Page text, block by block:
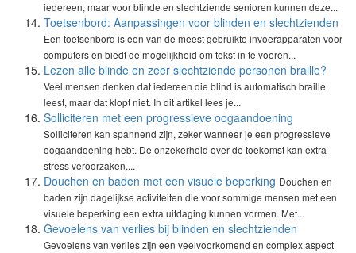
iedereen, maar voor blinde en slechtziende senioren kunnen deze...
Toetsenbord: Aanpassingen voor blinden en slechtzienden
Een toetsenbord is een van de meest gebruikte invoerapparaten voor
computers en biedt de mogelijkheid om tekst in te voeren...
Lezen alle blinde en zeer slechtziende personen braille?
Veel mensen denken dat iedereen die blind is automatisch braille
leest, maar dat klopt niet. In dit artikel lees je...
Solliciteren met een progressieve oogaandoening
Solliciteren kan spannend zijn, zeker wanneer je een progressieve
oogaandoening hebt. De onzekerheid over de toekomst kan extra
stress veroorzaken....
Douchen en baden met een visuele beperking Douchen en
baden zijn dagelijkse activiteiten die voor sommige mensen met een
visuele beperking een extra uitdaging kunnen vormen. Met...
Gevoelens van verlies bij blinden en slechtzienden
Gevoelens van verlies zijn een veelvoorkomend en complex aspect